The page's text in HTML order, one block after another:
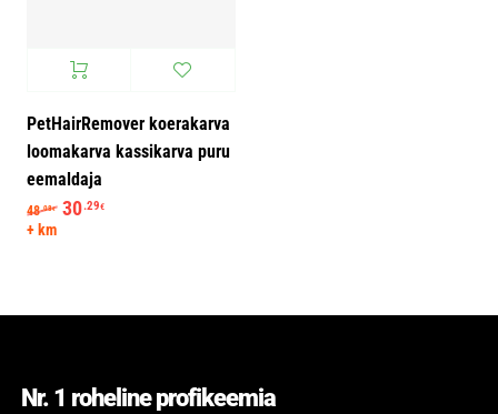
PetHairRemover koerakarva
loomakarva kassikarva puru
eemaldaja
48.08€ Algne hind oli: 48.08€.
30.29€
+ km
Nr. 1 roheline profikeemia